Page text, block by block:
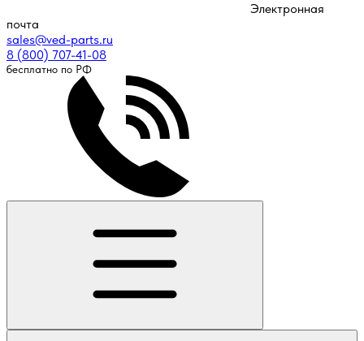
Электронная
почта
sales@ved-parts.ru
8 (800) 707-41-08
бесплатно по РФ